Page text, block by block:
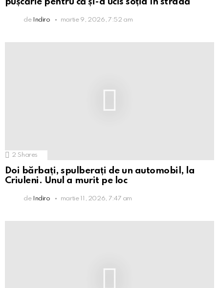
de Indiro martie 9, 2026, 7:52 am
2 Shares
Doi bărbați, spulberați de un automobil, la
Criuleni. Unul a murit pe loc
de Indiro martie 11, 2026, 7:47 am